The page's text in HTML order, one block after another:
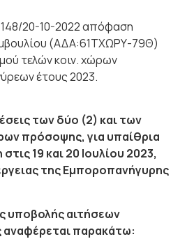
148/20-10-2022 απόφαση
(ΑΔΑ:61ΤΧΩΡΥ-79Θ)
τελών κοιν. χώρων
έτους 2023.
των δύο (2) και των
πρόσοψης, για υπαίθρια
στις19 και 20 Ιουλίου 2023,
της Εμποροπανήγυρης
υποβολήςαιτήσεων
παρακάτω: